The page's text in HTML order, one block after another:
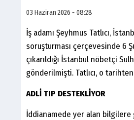
03 Haziran 2026 - 08:28
İş adamı Şeyhmus Tatlıcı,
soruşturması çerçevesinde 6
çıkarıldığı İstanbul nöbetçi
gönderilmişti. Tatlıcı, o
ADLİ TIP DESTEKLİYOR
İddianamede yer alan bilgilere